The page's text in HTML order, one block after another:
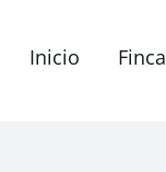
Inicio Finca